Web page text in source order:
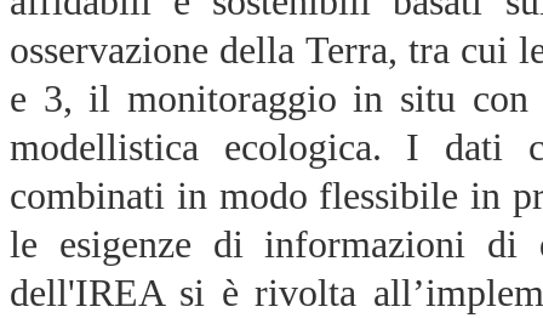
osservazione della Terra, tra cui
e 3, il monitoraggio in situ
modellistica ecologica. I dati
combinati in modo flessibile in
le esigenze di informazioni di
dell'IREA si è rivolta